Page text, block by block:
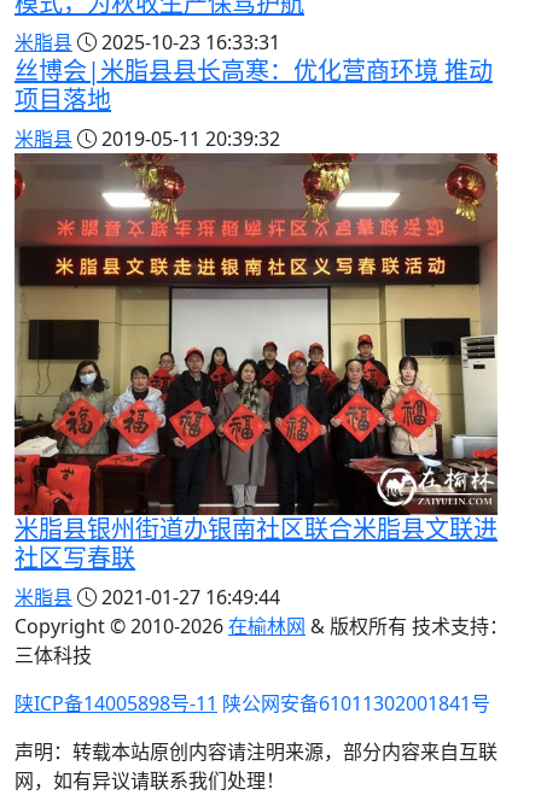
米脂县 2025-10-23 16:33:31
丝博会|米脂县县长高寒：优化营商环境 推动
项目落地
米脂县 2019-05-11 20:39:32
米脂县银州街道办银南社区联合米脂县文联进
社区写春联
米脂县
2021-01-27 16:49:44
Copyright © 2010-2026在榆林网 & 版权所有 技术支持：
三体科技
陕ICP备14005898号-11 陕公网安备61011302001841号
声明：转载本站原创内容请注明来源，部分内容来自互联
网，如有异议请联系我们处理！